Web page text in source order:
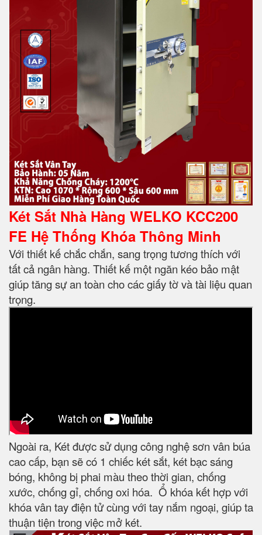
Két Sắt Nhà Hàng WELKO KCC200
FE Hệ Thống Khóa Thông Minh
Với thiết kế chắc chắn, sang trọng tương thích với
tất cả ngân hàng. Thiết kế một ngăn kéo bảo mật
giúp tăng sự an toàn cho các giấy tờ và tài liệu quan
trọng.
Ngoài ra, Két được sử dụng công nghệ sơn vân búa
cao cấp, bạn sẽ có 1 chiếc két sắt, két bạc sáng
bóng, không bị phai màu theo thời gian, chống
xước, chống gỉ, chống oxi hóa. Ổ khóa kết hợp với
khóa vân tay điện tử cùng với tay nắm ngoại, giúp ta
thuận tiện trong việc mở két.